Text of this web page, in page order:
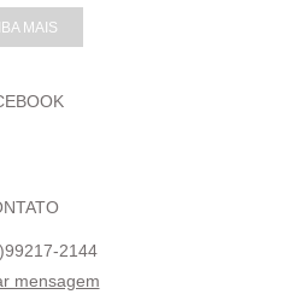
MAIS
2144
mensagem